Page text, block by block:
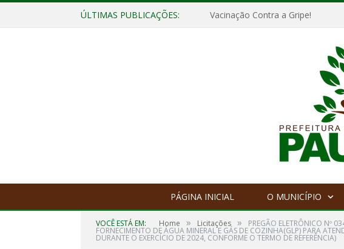
ÚLTIMAS PUBLICAÇÕES: Vacinação Contra a Gripe!
PÁGINA INICIAL O MUNICÍPIO
VOCÊ ESTÁ EM: Home » Licitações » PREGÃO ELETRÔNICO Nº
FORNECIMENTO DE ÁGUA MINERAL E GÁS DE COZINHA(GLP) PARA
DURANTE O EXERCÍCIO DE 2024, CONFORME O TERMO DE REFERÊNCIA)